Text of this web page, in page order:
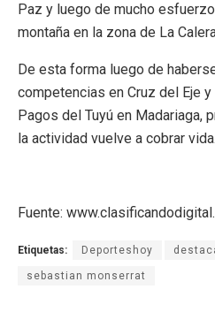
Paz y luego de mucho
montaña en la zona de La
De esta forma luego de
competencias en Cruz del Eje
Pagos del Tuyú en Madariaga,
la actividad vuelve a cobrar vida.
Fuente:
Etiquetas: Deporteshoy
sebastian monserrat